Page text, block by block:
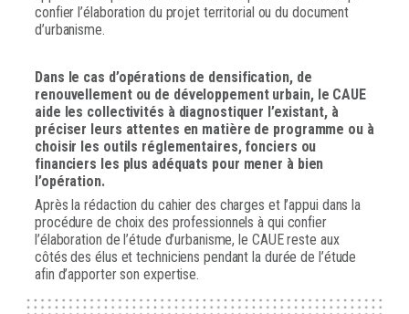
confier l’élaboration du projet territorial ou du document
d’urbanisme.
Dans le cas d’opérations de densification, de
renouvellement ou de développement urbain, le CAUE
aide les collectivités à diagnostiquer l’existant, à
préciser leurs attentes en matière de programme ou à
choisir les outils réglementaires, fonciers ou
financiers les plus adéquats pour mener à bien
l’opération.
Après la rédaction du cahier des charges et l’appui dans la
procédure de choix des professionnels à qui confier
l’élaboration de l’étude d’urbanisme, le CAUE reste aux
côtés des élus et techniciens pendant la durée de l’étude
afin d’apporter son expertise.